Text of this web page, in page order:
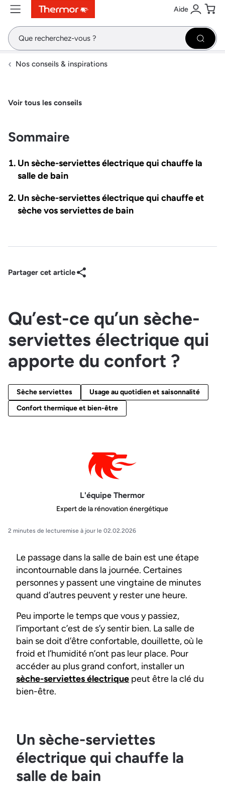
ContenuMenuRecherche Aide
Se
Nos conseils & inspirations
Voir tous les conseils
Sommaire
Un sèche-serviettes électrique qui chauffe la
salle de bain
Un sèche-serviettes électrique qui chauffe et
sèche vos serviettes de bain
Partager cet article
Qu’est-ce qu’un sèche-
serviettes électrique qui
apporte du confort ?
Sèche serviettes
Usage au quotidien et saisonnalité
Confort thermique et bien-être
L'équipe Thermor
Expert de la rénovation énergétique
2 minutes de lecturemise à jour le 02.02.2026
Le passage dans la salle de bain est une étape
incontournable dans la journée. Certaines
personnes y passent une vingtaine de minutes
quand d’autres peuvent y rester une heure.
Peu importe le temps que vous y passiez,
l’important c’est de s’y sentir bien. La salle de
bain se doit d’être confortable, douillette, où le
froid et l’humidité n’ont pas leur place. Pour
accéder au plus grand confort, installer un
sèche-serviettes électrique peut être la clé du
bien-être.
Un sèche-serviettes
électrique qui chauffe la
salle de bain